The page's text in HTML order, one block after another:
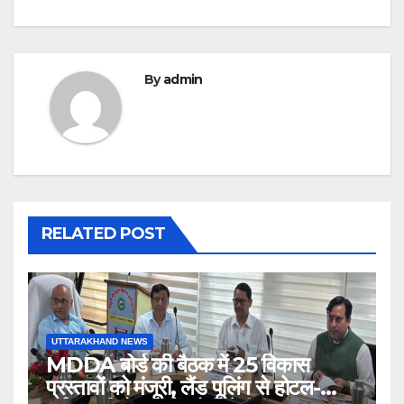
Byadmin
RELATED POST
UTTARAKHAND NEWS
MDDA बोर्ड की बैठक में 25 विकास
प्रस्तावों को मंजूरी, लैंड पूलिंग से होटल-